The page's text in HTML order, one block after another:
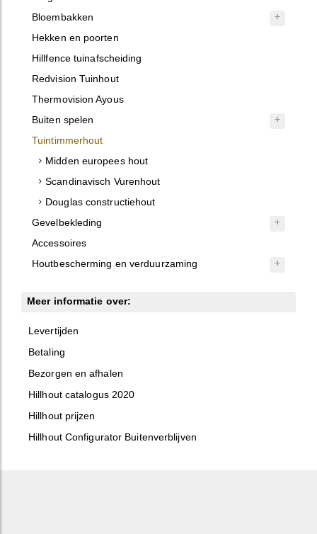
Bloembakken
Hekken en poorten
Hillfence tuinafscheiding
Redvision Tuinhout
Thermovision Ayous
Buiten spelen
Tuintimmerhout
Midden europees hout
Scandinavisch Vurenhout
Douglas constructiehout
Gevelbekleding
Accessoires
Houtbescherming en verduurzaming
Meer informatie over:
Levertijden
Betaling
Bezorgen en afhalen
Hillhout catalogus 2020
Hillhout prijzen
Hillhout Configurator Buitenverblijven